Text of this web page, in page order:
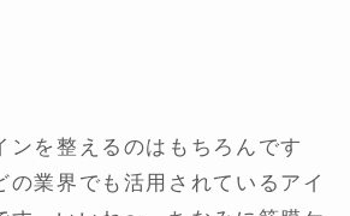
ンを整えるのはもちろんです
の業界でも活用されているアイ